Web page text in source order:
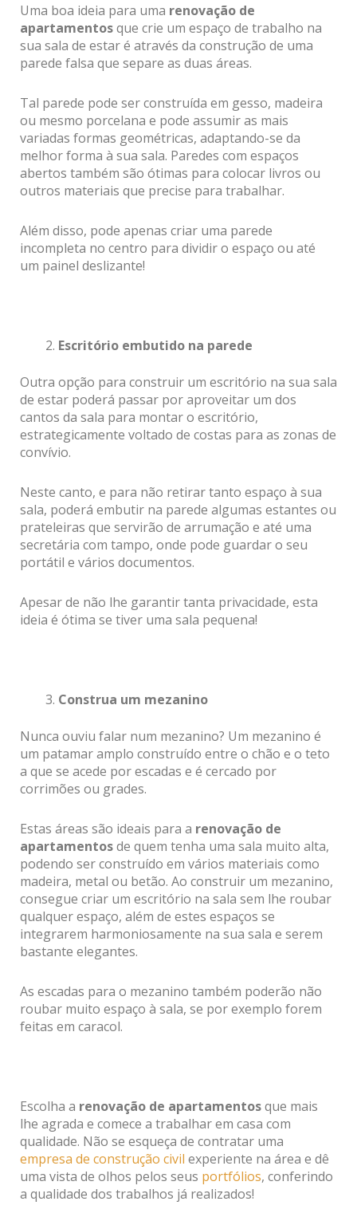
Uma boa ideia para uma renovação de
apartamentosque crie um espaço de trabalho na
sua sala de estar é através da construção de uma
parede falsa que separe as duas áreas.
Tal parede pode ser construída em gesso, madeira
ou mesmo porcelana e pode assumir as mais
variadas formas geométricas, adaptando-se da
melhor forma à sua sala. Paredes com espaços
abertos também são ótimas para colocar livros ou
outros materiais que precise para trabalhar.
Além disso, pode apenas criar uma parede
incompleta no centro para dividir o espaço ou até
um painel deslizante!
Escritório embutido na parede
Outra opção para construir um escritório na sua sala
de estar poderá passar por aproveitar um dos
cantos da sala para montar o escritório,
estrategicamente voltado de costas para as zonas de
convívio.
Neste canto, e para não retirar tanto espaço à sua
sala, poderá embutir na parede algumas estantes ou
prateleiras que servirão de arrumação e até uma
secretária com tampo, onde pode guardar o seu
portátil e vários documentos.
Apesar de não lhe garantir tanta privacidade, esta
ideia é ótima se tiver uma sala pequena!
Construa um mezanino
Nunca ouviu falar num mezanino? Um mezanino é
um patamar amplo construído entre o chão e o teto
a que se acede por escadas e é cercado por
corrimões ou grades.
Estas áreas são ideais para a renovação de
apartamentosde quem tenha uma sala muito alta,
podendo ser construído em vários materiais como
madeira, metal ou betão. Ao construir um mezanino,
consegue criar um escritório na sala sem lhe roubar
qualquer espaço, além de estes espaços se
integrarem harmoniosamente na sua sala e serem
bastante elegantes.
As escadas para o mezanino também poderão não
roubar muito espaço à sala, se por exemplo forem
feitas em caracol.
Escolha a renovação de apartamentosque mais
lhe agrada e comece a trabalhar em casa com
qualidade. Não se esqueça de contratar uma
empresa de construção civil experiente na área e dê
uma vista de olhos pelos seus portfólios, conferindo
a qualidade dos trabalhos já realizados!